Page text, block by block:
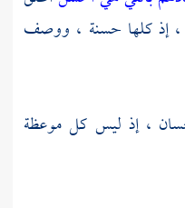
، إذ كلها حسنة ، ووصف
، إذ ليس كل موعظة